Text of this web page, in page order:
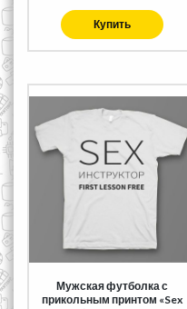
Купить
Мужская футболка с
прикольным принтом «Sex